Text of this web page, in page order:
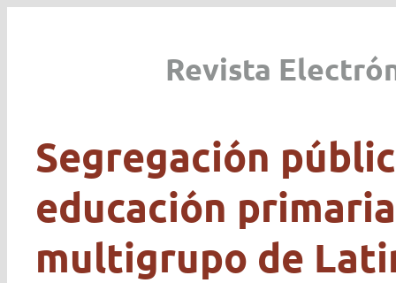
Revista
Segregación
educación
multigrupo de